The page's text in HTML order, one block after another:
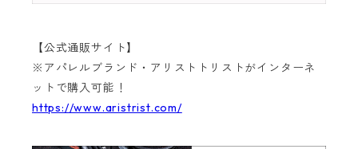
【公式通販サイト】
※アパレルブランド・アリストトリストがインターネ
ットで購入可能！
https://www.aristrist.com/